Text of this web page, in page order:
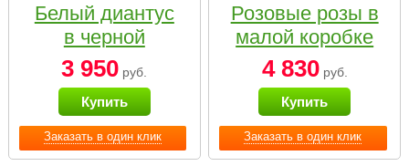
Заказать в один клик
Белый диантус
в черной
коробке Small
3 950 руб.
Купить
Заказать в один клик
Розовые розы в
малой коробке
4 830руб.
Купить